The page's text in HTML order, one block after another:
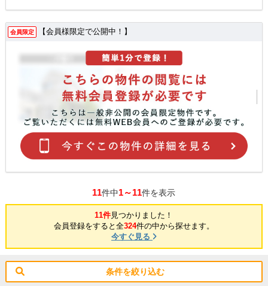
会員限定 【会員様限定で公開中！】
11件中1～11件を表示
11件見つかりました！
会員登録をすると全324件の中から探せます。
今すぐ見る
条件を絞り込む